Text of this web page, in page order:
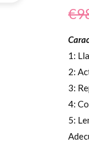
€
1:
2:
3:
4:
5: